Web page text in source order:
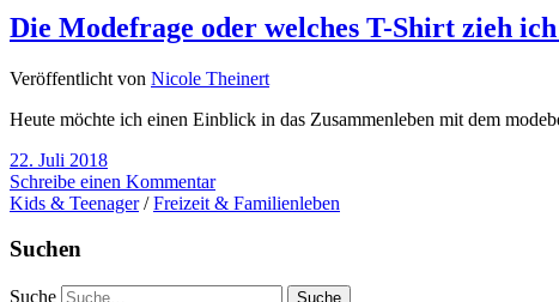
Die Modefrage oder welches T-Shirt zieh
Veröffentlicht von Nicole Theinert
Heute möchte ich einen Einblick in das Zusammenleben mit dem
22. Juli 2018
Schreibe einen Kommentar
Kids & Teenager/Freizeit & Familienleben
Suchen
Suche